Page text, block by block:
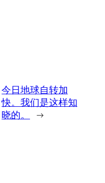
今日地球自转加
快。我们是这样知
晓的。
→